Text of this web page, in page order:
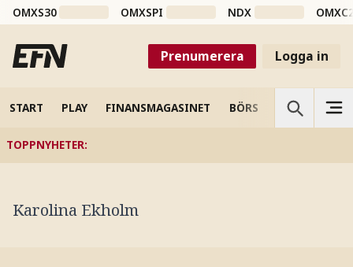
OMXS30 OMXSPI NDX
Prenumerera Logga in
START PLAY FINANSMAGASINET BÖRS VETENSKAP
TOPPNYHETER:
Karolina Ekholm